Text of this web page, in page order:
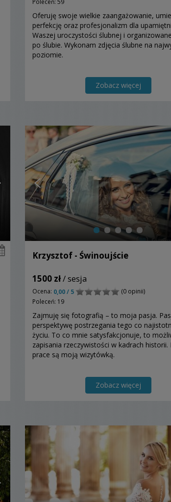
Oferuję swoje wielkie zaangażowanie,
perfekcję oraz profesjonalizm dla
Waszej uroczystości ślubnej i
po ślubie. Wykonam zdjęcia ślubne na
poziomie.
Zobacz więcej
Krzysztof - Świnoujście
1500 zł/ sesja
Ocena: 0,00 / 5
(0 opinii)
Poleceń: 19
Zajmuję się fotografią – to moja pasja.
perspektywę postrzegania tego co
życiu. To co mnie satysfakcjonuje, to
zapisania rzeczywistości w kadrach historii.
prace są moją wizytówką.
Zobacz więcej